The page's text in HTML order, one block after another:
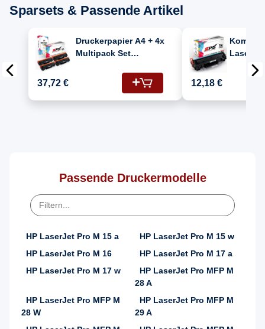
Sparsets & Passende Artikel
Druckerpapier A4 + 4x
Multipack Set
LaserJet Pro M 17 w
(CF244A/44A) Toner
Schwarz
37,72 € 12,18 €
Passende Druckermodelle
HP LaserJet Pro M 15 a
HP LaserJet Pro M 15 w
HP LaserJet Pro M 16
HP LaserJet Pro M 17 a
HP LaserJet Pro M 17 w
HP LaserJet Pro MFP M
28 A
HP LaserJet Pro MFP M
28 W
HP LaserJet Pro MFP M
29 A